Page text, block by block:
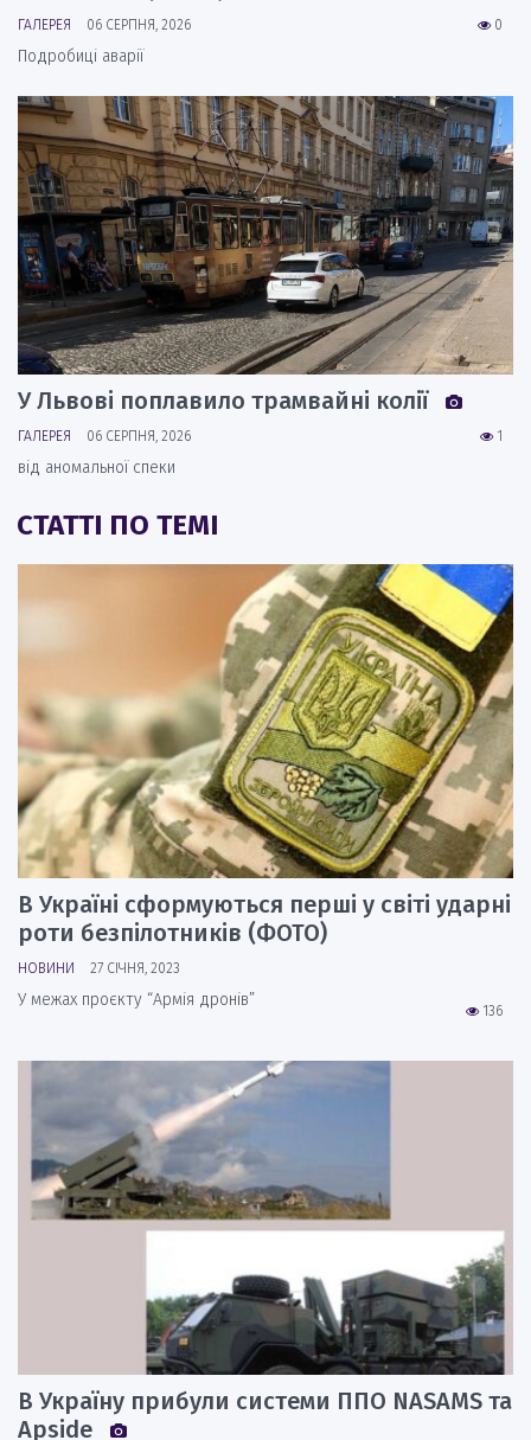
0
ГАЛЕРЕЯ 06 СЕРПНЯ, 2026
Подробиці аварії
У Львові поплавило трамвайні колії
1
ГАЛЕРЕЯ 06 СЕРПНЯ, 2026
від аномальної спеки
СТАТТІ ПО ТЕМІ
В Україні сформуються перші у світі ударні
роти безпілотників (ФОТО)
НОВИНИ 27 СІЧНЯ, 2023
136
У межах проєкту “Армія дронів”
В Україну прибули системи ППО NASAMS та
Apside